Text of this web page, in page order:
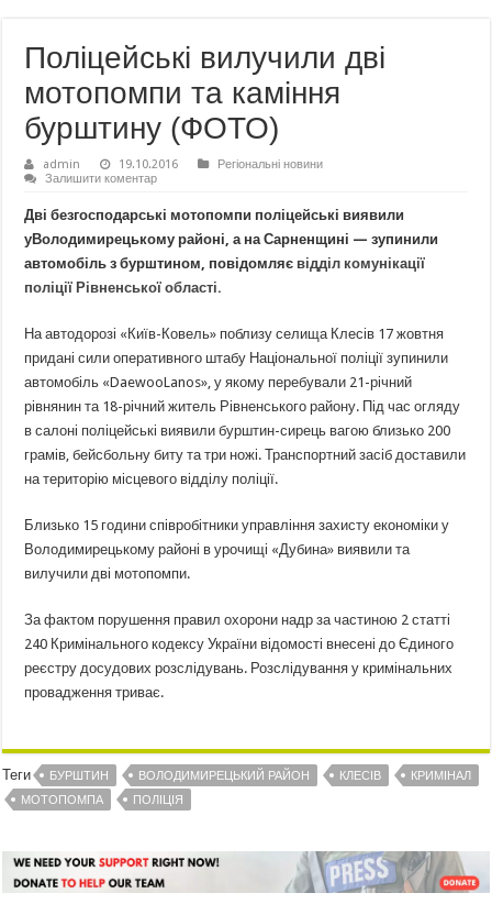
Поліцейські вилучили дві
мотопомпи та каміння
бурштину (ФОТО)
admin 19.10.2016
Регіональні новини
Залишити коментар
Дві безгосподарські мотопомпи поліцейські виявили
уВолодимирецькому районі, а на Сарненщині — зупинили
автомобіль з бурштином, повідомляє відділ комунікації
поліції Рівненської області.
На автодорозі «Київ-Ковель» поблизу селища Клесів 17 жовтня
придані сили оперативного штабу Національної поліції зупинили
автомобіль «DaewooLanos», у якому перебували 21-річний
рівнянин та 18-річний житель Рівненського району. Під час огляду
в салоні поліцейські виявили бурштин-сирець вагою близько 200
грамів, бейсбольну биту та три ножі. Транспортний засіб доставили
на територію місцевого відділу поліції.
Близько 15 години співробітники управління захисту економіки у
Володимирецькому районі в урочищі «Дубина» виявили та
вилучили дві мотопомпи.
За фактом порушення правил охорони надр за частиною 2 статті
240 Кримінального кодексу України відомості внесені до Єдиного
реєстру досудових розслідувань. Розслідування у кримінальних
провадження триває.
Теги БУРШТИН ВОЛОДИМИРЕЦЬКИЙ РАЙОН КЛЕСІВ
КРИМІНАЛ
МОТОПОМПА
ПОЛІЦІЯ